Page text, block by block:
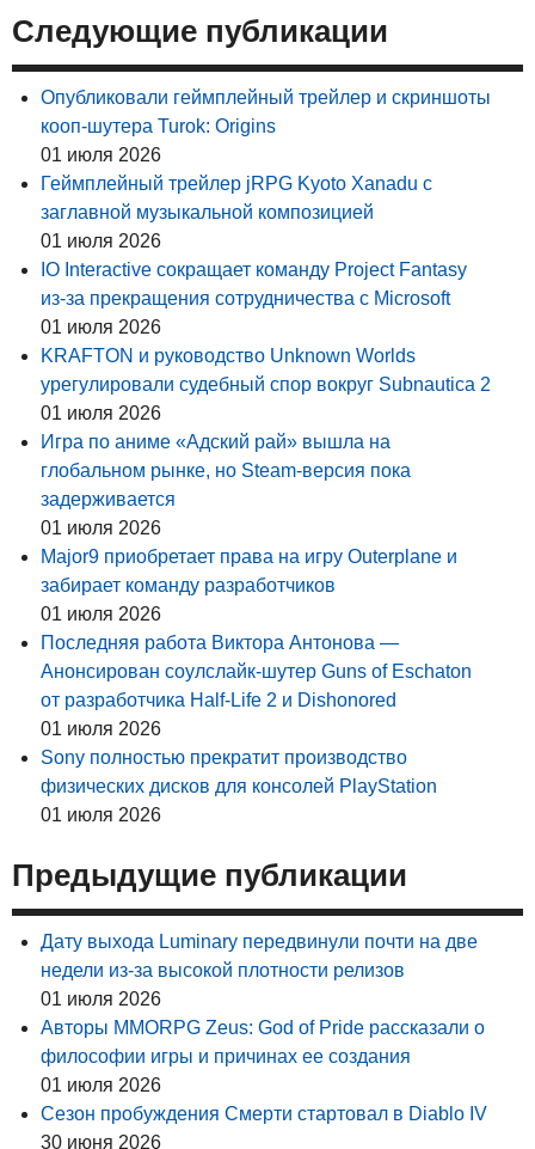
Следующие публикации
Опубликовали геймплейный трейлер и скриншоты
кооп-шутера Turok: Origins
01 июля 2026
Геймплейный трейлер jRPG Kyoto Xanadu с
заглавной музыкальной композицией
01 июля 2026
IO Interactive сокращает команду Project Fantasy
из-за прекращения сотрудничества с Microsoft
01 июля 2026
KRAFTON и руководство Unknown Worlds
урегулировали судебный спор вокруг Subnautica 2
01 июля 2026
Игра по аниме «Адский рай» вышла на
глобальном рынке, но Steam-версия пока
задерживается
01 июля 2026
Major9 приобретает права на игру Outerplane и
забирает команду разработчиков
01 июля 2026
Последняя работа Виктора Антонова —
Анонсирован соулслайк-шутер Guns of Eschaton
от разработчика Half-Life 2 и Dishonored
01 июля 2026
Sony полностью прекратит производство
физических дисков для консолей PlayStation
01 июля 2026
Предыдущие публикации
Дату выхода Luminary передвинули почти на две
недели из-за высокой плотности релизов
01 июля 2026
Авторы MMORPG Zeus: God of Pride рассказали о
философии игры и причинах ее создания
01 июля 2026
Сезон пробуждения Смерти стартовал в Diablo IV
30 июня 2026